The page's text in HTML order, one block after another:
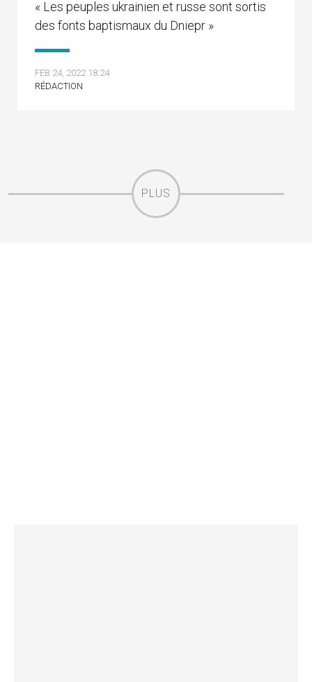
« Les peuples ukrainien et russe sont sortis
des fonts baptismaux du Dniepr »
FEB 24, 2022 18:24
RÉDACTION
PLUS